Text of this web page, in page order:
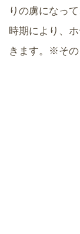
りの虜になっ
時期により、
きます。※その